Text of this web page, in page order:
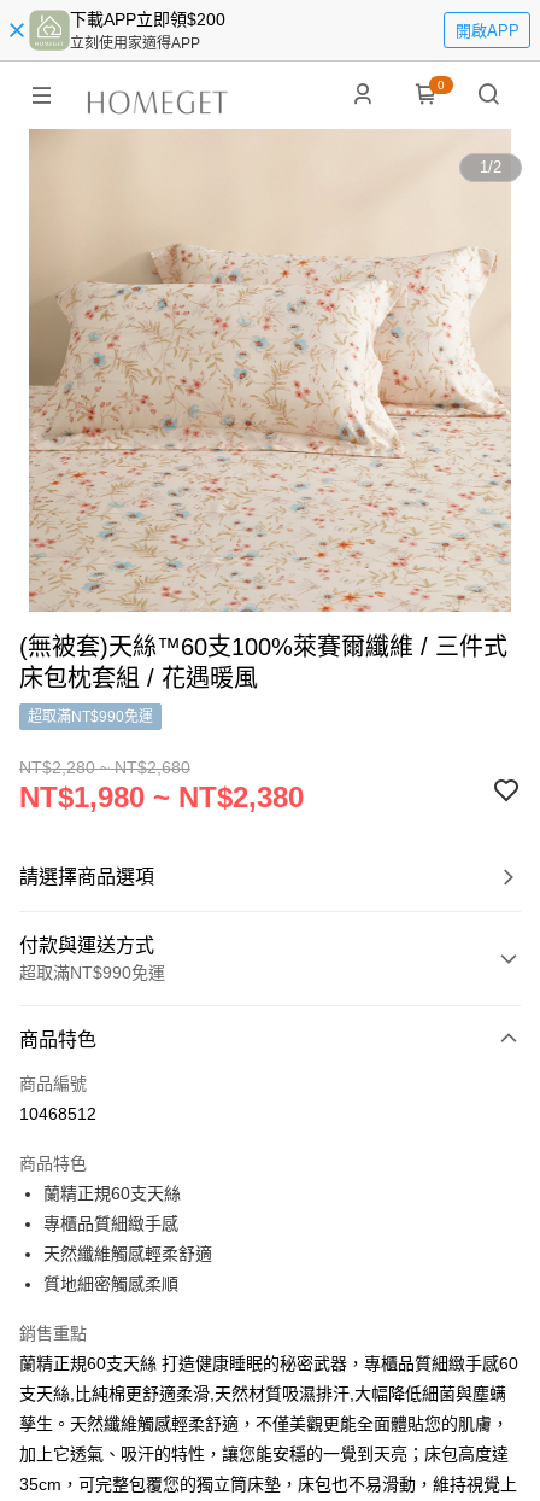
下載APP立即領$200
立刻使用家適得APP
開啟APP
0
1/2
(無被套)天絲™60支100%萊賽爾纖維 / 三件式
床包枕套組 / 花遇暖風
超取滿NT$990免運
NT$2,280 ~ NT$2,680
NT$1,980 ~ NT$2,380
請選擇商品選項
付款與運送方式
超取滿NT$990免運
信用卡一次付款
超商取貨付款
Apple Pay
街口支付
悠遊付
Google Pay
全盈+PAY
【大哥付你分期使用說明】
1.本服務由台灣大哥大提供，台灣大哥大用戶可立即使用無須另外申請。
AFTEE先享後付
商品特色
商品編號
10468512
商品特色
蘭精正規60支天絲
專櫃品質細緻手感
天然纖維觸感輕柔舒適
質地細密觸感柔順
銷售重點
蘭精正規60支天絲 打造健康睡眠的秘密武器，專櫃品質細緻手感60
支天絲,比純棉更舒適柔滑,天然材質吸濕排汗,大幅降低細菌與塵螨
孳生。天然纖維觸感輕柔舒適，不僅美觀更能全面體貼您的肌膚，
加上它透氣、吸汗的特性，讓您能安穩的一覺到天亮；床包高度達
35cm，可完整包覆您的獨立筒床墊，床包也不易滑動，維持視覺上